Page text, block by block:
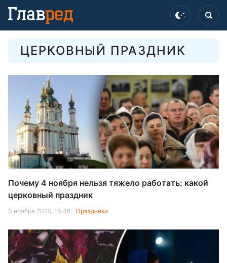
ЦЕРКОВНЫЙ ПРАЗДНИК
Почему 4 ноября нельзя тяжело работать: какой
церковный праздник
3 ноября 2025, 10:48 Праздники